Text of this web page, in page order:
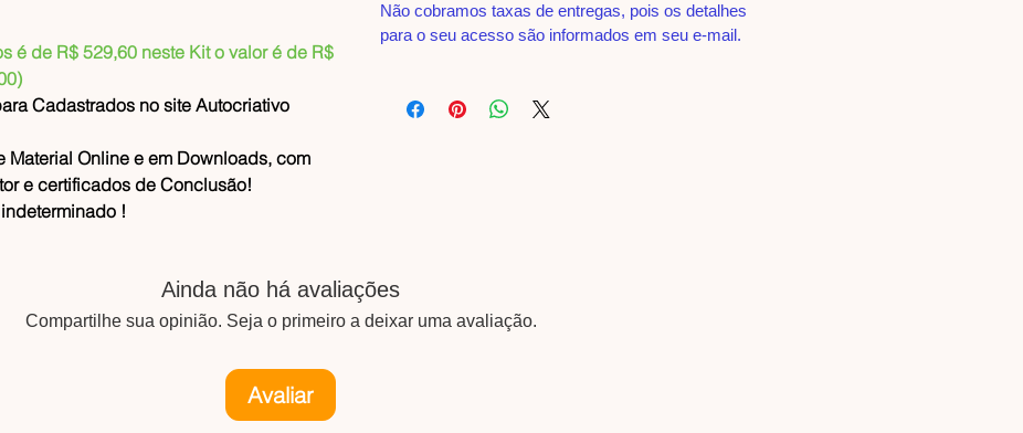
é de R$ 529,60 neste Kit o valor é de R$
Cadastrados no site Autocriativo
Online e em Downloads, com
e certificados de Conclusão!
!
Não cobramos taxas de entregas, pois os detalhes
para o seu acesso são informados em seu e-mail.
Ainda não há avaliações
Compartilhe sua opinião. Seja o primeiro a deixar uma avaliação.
Avaliar